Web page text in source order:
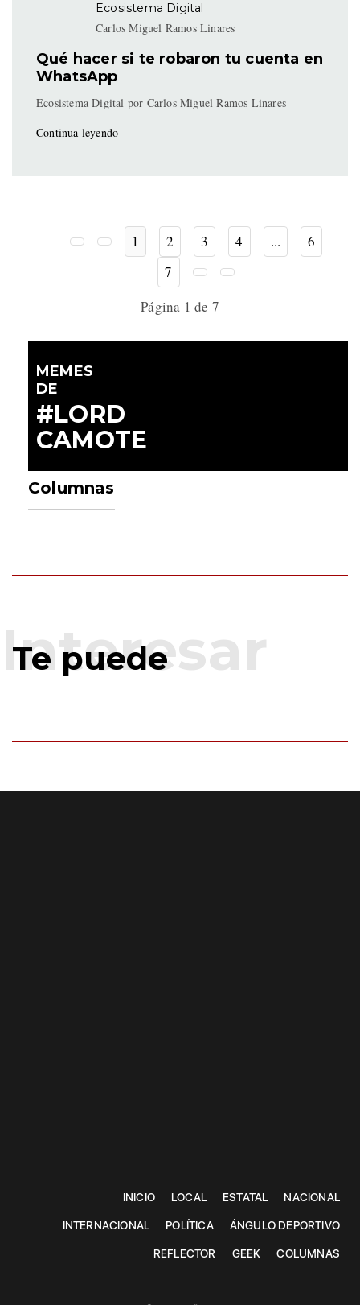
Ecosistema Digital
Carlos Miguel Ramos Linares
Qué hacer si te robaron tu cuenta en
WhatsApp
Ecosistema Digital por Carlos Miguel Ramos Linares
Continua leyendo
1 2 3 4 ...
6
7
Página 1 de 7
MEMES
DE
#LORD
CAMOTE
Columnas
Te puede
INICIO LOCAL ESTATAL NACIONAL
INTERNACIONAL POLÍTICA ÁNGULO DEPORTIVO
REFLECTOR GEEK COLUMNAS